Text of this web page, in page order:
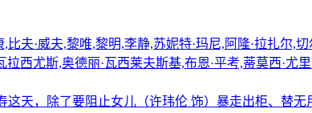
夫·威夫,黎唯,黎明,李静,苏妮特·玛尼,阿隆·拉扎尔,
西尤斯,奥德丽·瓦西莱夫斯基,布恩·平考,蒂莫西·尤
天，除了要阻止女儿（许玮伦 饰）暴走出柜、替